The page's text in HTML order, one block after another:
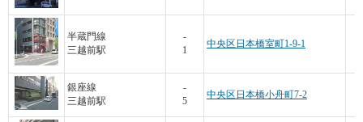
半蔵門線
三越前駅
-
1
中央区日本橋室町1-9-1
銀座線
三越前駅
-
5
中央区日本橋小舟町7-2